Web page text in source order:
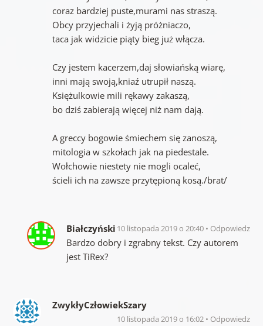
coraz bardziej puste,murami nas straszą.
Obcy przyjechali i żyją próżniaczo,
taca jak widzicie piąty bieg już włącza.
Czy jestem kacerzem,daj słowiańską wiarę,
inni mają swoją,kniaź utrupił naszą.
Księżulkowie mili rękawy zakaszą,
bo dziś zabierają więcej niż nam dają.
A greccy bogowie śmiechem się zanoszą,
mitologia w szkołach jak na piedestale.
Wołchowie niestety nie mogli ocaleć,
ścieli ich na zawsze przytępioną kosą./brat/
Białczyński 10 listopada 2019 o 20:40 Odpowiedz
Bardzo dobry i zgrabny tekst. Czy autorem
jest TiRex?
ZwykłyCzłowiekSzary
10 listopada 2019 o 16:02 Odpowiedz